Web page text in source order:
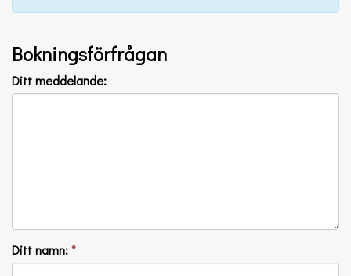
Bokningsförfrågan
Ditt meddelande:
Ditt namn:*